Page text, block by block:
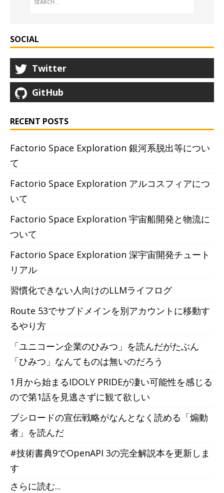
SOCIAL
Twitter
GitHub
RECENT POSTS
Factorio Space Exploration 銀河系脱出等につい
て
Factorio Space Exploration アルコスフィアにつ
いて
Factorio Space Exploration 宇宙船開発と物流に
ついて
Factorio Space Exploration 深宇宙開発チュート
リアル
習慣化できない人向けのLLMライフログ
Route 53でサブドメインを別アカウントに移動す
るやり方
「ユニコーン企業のひみつ」を読んだがたぶん
「ひみつ」なんてものは無いのだろう
1月から始まるIDOLY PRIDEが凄い可能性を感じる
ので第1話を見逃さずに観て欲しい
ブシロードの宣伝戦略がなんとなく読める「煽動
者」を読んだ
#技術書典9でOpenAPI 3の完全解説本を更新しま
す
さらに読む...